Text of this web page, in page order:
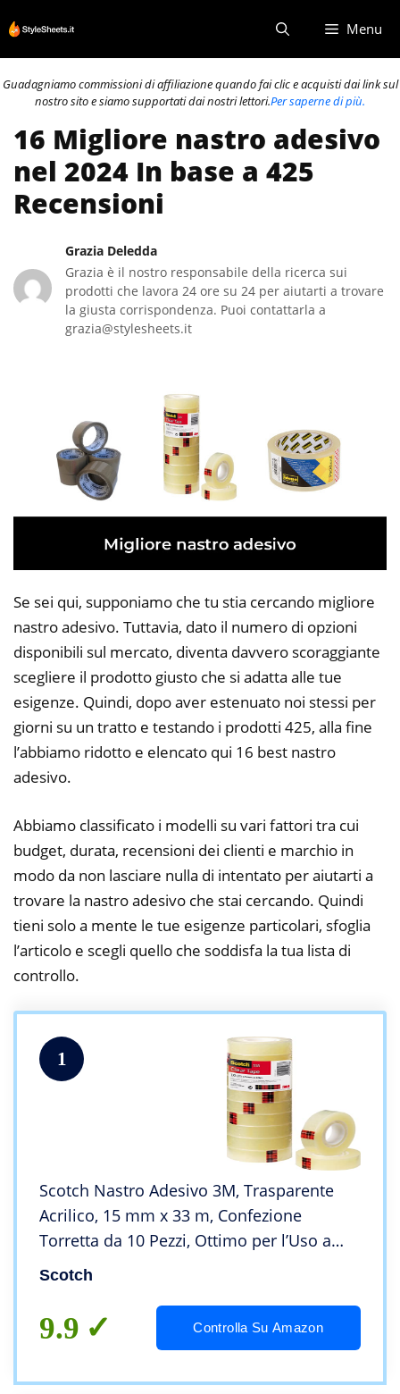
al
contenuto
Menu
Guadagniamo commissioni di affiliazione quando fai clic e acquisti dai link sul
nostro sito e siamo supportati dai nostri lettori.Per saperne di più.
16 Migliore nastro adesivo
nel 2024 In base a 425
Recensioni
Grazia Deledda
Grazia è il nostro responsabile della ricerca sui
prodotti che lavora 24 ore su 24 per aiutarti a trovare
la giusta corrispondenza. Puoi contattarla a
grazia@stylesheets.it
Se sei qui, supponiamo che tu stia cercando migliore
nastro adesivo. Tuttavia, dato il numero di opzioni
disponibili sul mercato, diventa davvero scoraggiante
scegliere il prodotto giusto che si adatta alle tue
esigenze. Quindi, dopo aver estenuato noi stessi per
giorni su un tratto e testando i prodotti 425, alla fine
l’abbiamo ridotto e elencato qui 16 best nastro
adesivo.
Abbiamo classificato i modelli su vari fattori tra cui
budget, durata, recensioni dei clienti e marchio in
modo da non lasciare nulla di intentato per aiutarti a
trovare la nastro adesivo che stai cercando. Quindi
tieni solo a mente le tue esigenze particolari, sfoglia
l’articolo e scegli quello che soddisfa la tua lista di
controllo.
1
Scotch Nastro Adesivo 3M, Trasparente
Acrilico, 15 mm x 33 m, Confezione
Torretta da 10 Pezzi, Ottimo per l’Uso a
Casa e in Ufficio
Scotch
9.9 Controlla Su Amazon